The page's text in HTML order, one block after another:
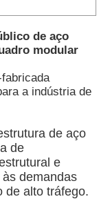
de aço
modular
a indústria de
de aço
de
e
demandas
de alto tráfego.